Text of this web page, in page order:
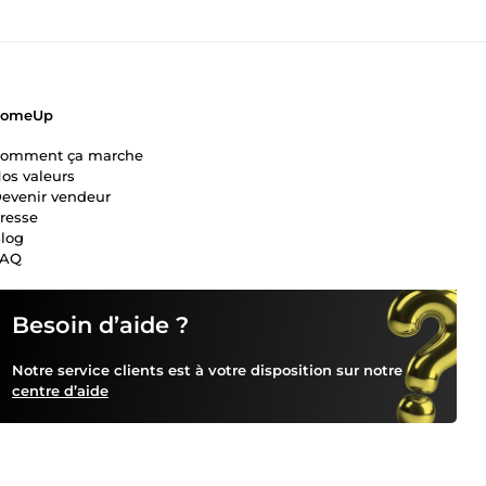
Besoin d’aide ?
Notre service clients est à votre disposition sur notre
centre d’aide
ça marche
valeurs
vendeur